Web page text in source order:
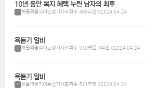
10년 동안 복지 혜택 누린 남자의 최후
1 하울의움직이는성기사조회수 488추천 02024.04.24
욕듣기 알바
1 하울의움직이는성기사조회수 510댓글 1 추천 02024.04.24
욕듣기 알바
1 하울의움직이는성기사조회수 521 추천 02024.04.24